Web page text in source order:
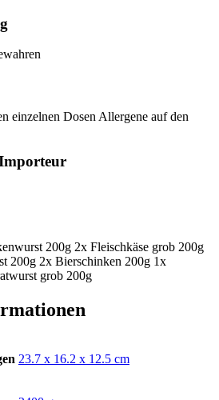
einzelnen Dosen Allergene auf den
200g 2x Fleischkäse grob 200g
200g 2x Bierschinken 200g 1x
grob 200g
‎23.7 x 16.2 x 12.5 cm